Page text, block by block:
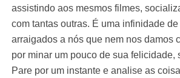
assistindo aos mesmos filmes,
com tantas outras. É uma infinidade
arraigados a nós que nem nos damos
por minar um pouco de sua felicidade,
Pare por um instante e analise as